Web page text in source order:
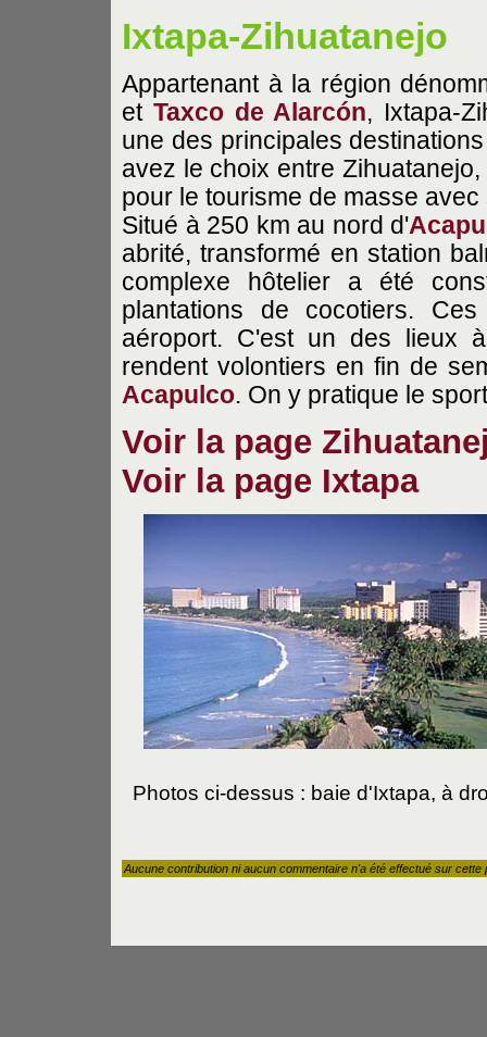
Ixtapa-Zihuatanejo
Appartenant à la région
et Taxco de Alarcón, Ixtapa-
une des principales
avez le choix entre
pour le tourisme de masse
Situé à 250 km au nord d'
abrité, transformé en station
complexe hôtelier a été
plantations de cocotiers.
aéroport. C'est un des lieux
rendent volontiers en fin de
Acapulco. On y pratique le
Voir la page
Voir la page Ixtapa
Photos ci-dessus : baie d'Ixtapa, à
Aucune contribution ni aucun commentaire n'a été effectué sur cette